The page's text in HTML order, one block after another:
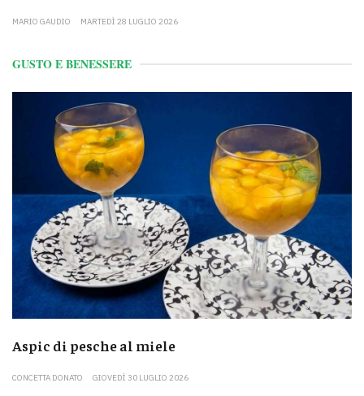
MARIO GAUDIO MARTEDÌ 28 LUGLIO 2026
GUSTO E BENESSERE
Aspic di pesche al miele
CONCETTA DONATO GIOVEDÌ 30 LUGLIO 2026